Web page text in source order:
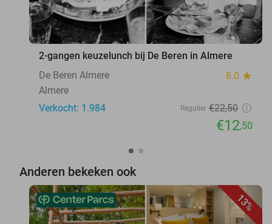
2-gangen keuzelunch bij De Beren in Almere
De Beren Almere
8.0 star
Almere
Verkocht: 1.984
Regulier €22,50
€12,50
Anderen bekeken ook
13%